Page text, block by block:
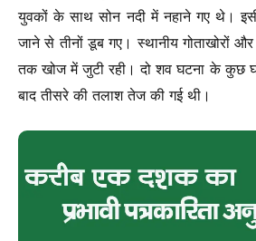
युवकों के साथ सोन नदी में नहाने गए थे।
जाने से तीनों डूब गए। स्थानीय गोताखोरों
तक खोज में जुटी रही। दो शव घटना के कुछ
बाद तीसरे की तलाश तेज की गई थी।